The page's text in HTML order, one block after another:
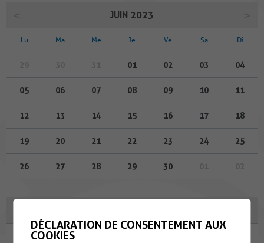
JUIN 2023
Lu Ma Me Je Ve Sa Di
01 02 03 04
05 06 07 08 09 10 11
12 13 14 15 16 17 18
19 20 21 22 23 24 25
26 27 28 29 30
Ma
DÉCLARATION DE CONSENTEMENT AUX
COOKIES